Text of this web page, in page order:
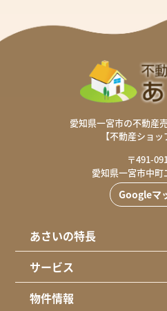
愛知県一宮市の不動産
【不動産ショッ
〒491-
愛知県一宮市中町
Googleマ
あさいの特長
サービス
物件情報